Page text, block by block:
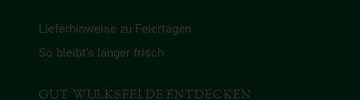
Lieferhinweise zu Feiertagen
So bleibt’s länger frisch
GUT WULKSFELDE ENTDECKEN